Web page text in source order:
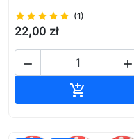
starstarstarstarstar (1)
22,00 zł
 
